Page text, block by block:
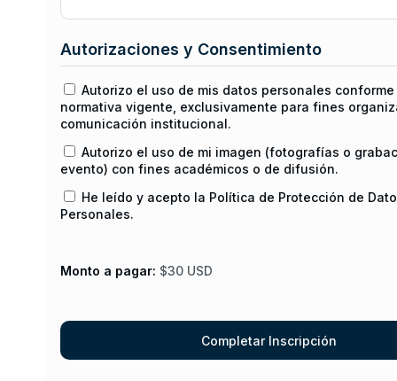
Autorizaciones y Consentimiento
Autorizo el uso de mis datos personales
normativa vigente, exclusivamente para fines
comunicación institucional.
Autorizo el uso de mi imagen (fotografías o
evento) con fines académicos o de difusión.
He leído y acepto la Política de Protección de
Personales.
Monto a pagar: $30 USD